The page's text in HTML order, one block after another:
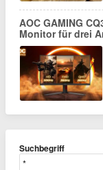
AOC GAMING
Monitor für drei
Suchbegriff